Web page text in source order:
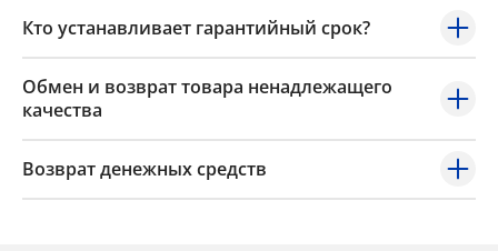
Кто устанавливает гарантийный срок?
Обмен и возврат товара ненадлежащего
качества
Возврат денежных средств